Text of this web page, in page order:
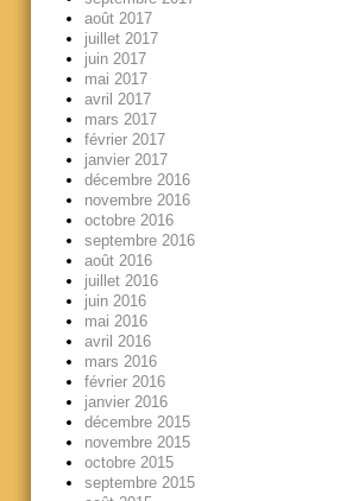
août 2017
juillet 2017
juin 2017
mai 2017
avril 2017
mars 2017
février 2017
janvier 2017
décembre 2016
novembre 2016
octobre 2016
septembre 2016
août 2016
juillet 2016
juin 2016
mai 2016
avril 2016
mars 2016
février 2016
janvier 2016
décembre 2015
novembre 2015
octobre 2015
septembre 2015